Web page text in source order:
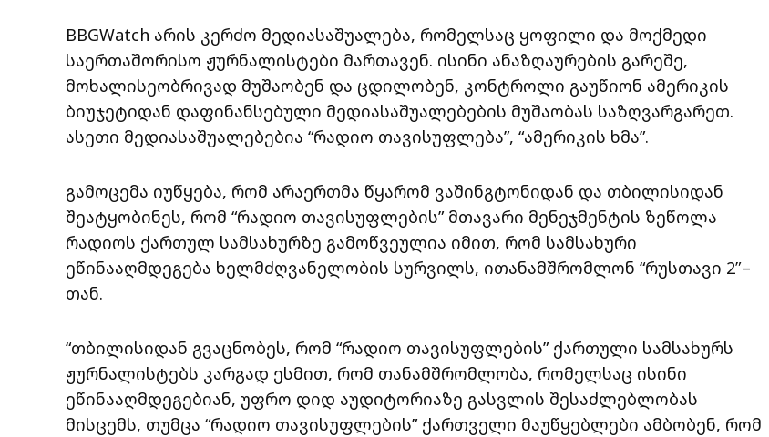
BBGWatch არის კერძო მედიასაშუალება, რომელსაც ყოფილი და მოქმედი
საერთაშორისო ჟურნალისტები მართავენ. ისინი ანაზღაურების გარეშე,
მოხალისეობრივად მუშაობენ და ცდილობენ, კონტროლი გაუწიონ ამერიკის
ბიუჯეტიდან დაფინანსებული მედიასაშუალებების მუშაობას საზღვარგარეთ.
ასეთი მედიასაშუალებებია “რადიო თავისუფლება”, “ამერიკის ხმა”.
გამოცემა იუწყება, რომ არაერთმა წყარომ ვაშინგტონიდან და თბილისიდან
შეატყობინეს, რომ “რადიო თავისუფლების” მთავარი მენეჯმენტის ზეწოლა
რადიოს ქართულ სამსახურზე გამოწვეულია იმით, რომ სამსახური
ეწინააღმდეგება ხელმძღვანელობის სურვილს, ითანამშრომლონ “რუსთავი 2″–
თან.
“თბილისიდან გვაცნობეს, რომ “რადიო თავისუფლების” ქართული სამსახურს
ჟურნალისტებს კარგად ესმით, რომ თანამშრომლობა, რომელსაც ისინი
ეწინააღმდეგებიან, უფრო დიდ აუდიტორიაზე გასვლის შესაძლებლობას
მისცემს, თუმცა “რადიო თავისუფლების” ქართველი მაუწყებლები ამბობენ, რომ